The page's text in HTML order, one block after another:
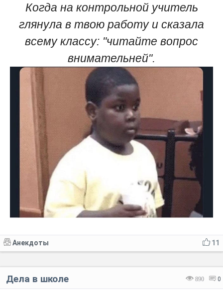
Когда на контрольной учитель
глянула в твою работу и сказала
всему классу: "читайте вопрос
внимательней".
11
Анекдоты
890 0
Дела в школе